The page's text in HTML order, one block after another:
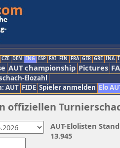
CZE DEN ENG ESP FAI FIN FRA GER GRE INA
AUT championship Pictures
Elozahl
AUT FIDE Spieler anmelden Elo
offiziellen
AUT-Elolisten
13.945